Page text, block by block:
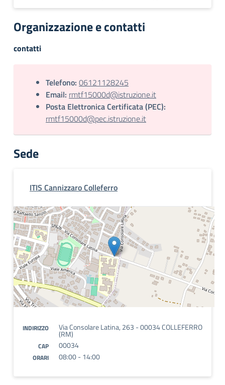
Organizzazione e contatti
contatti
Telefono: 06121128245
Email: rmtf15000d@istruzione.it
Posta Elettronica Certificata (PEC):
rmtf15000d@pec.istruzione.it
Sede
ITIS Cannizzaro Colleferro
INDIRIZZO Via Consolare Latina, 263 - 00034 COLLEFERRO
(RM)
CAP 00034
ORARI 08:00 - 14:00